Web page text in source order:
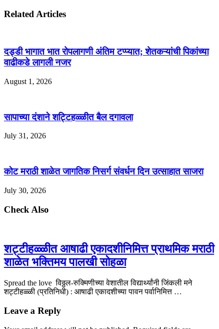
Related Articles
दड्डी भागात भात रोपलागणी अंतिम टप्प्यात; शेतकऱ्यांची पिकांच्या
वाढीकडे लागली नजर
August 1, 2026
सापाच्या दंशाने शट्टिहळ्ळीत बैल दगावला
July 31, 2026
कोट मराठी शाळेत जागतिक निसर्ग संवर्धन दिन उत्साहात साजरा
July 30, 2026
Check Also
शट्टीहळ्ळीत आषाढी एकादशीनिमित्त प्राथमिक मराठी
शाळेत भक्तिमय पालखी सोहळा
Spread the love विठ्ठल-रुक्मिणीच्या वेशातील विद्यार्थ्यांनी जिंकली मने
शट्टीहळ्ळी (प्रतिनिधी) : आषाढी एकादशीच्या पावन पर्वानिमित्त …
Leave a Reply